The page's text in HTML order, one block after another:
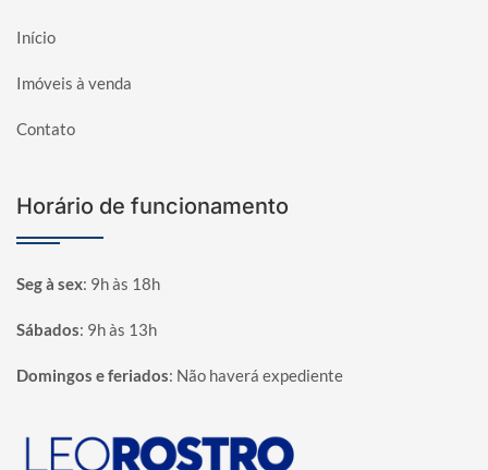
Início
Imóveis à venda
Contato
Horário de funcionamento
Seg à sex: 9h às 18h
Sábados: 9h às 13h
Domingos e feriados: Não haverá expediente
Página inicial